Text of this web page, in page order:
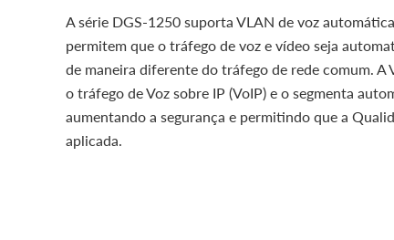
A série DGS-1250 suporta VLAN de voz
permitem que o tráfego de voz e vídeo seja
de maneira diferente do tráfego de rede comum. A
o tráfego de Voz sobre IP (VoIP) e o segmenta
aumentando a segurança e permitindo que a
aplicada.